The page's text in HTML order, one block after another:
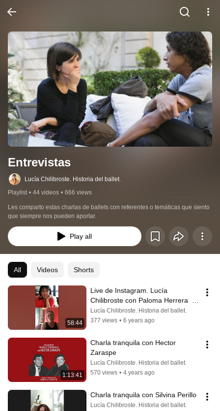
Entrevistas
Lucía Chilibroste. Historia del ballet.
Playlist • 44 videos • 666 views
Les comparto estas charlas de ballets con referentes o temáticas que siento
que siempre nos pueden aportar.
Play all
All Videos Shorts
58:44
Live de Instagram. Lucía
Chilibroste con Paloma Herrera  20
de julio 2020
Lucía Chilibroste. Historia del ballet.
377 views • 6 years ago
1:13:41
Charla tranquila con Hector
Zaraspe
Lucía Chilibroste. Historia del ballet.
570 views • 4 years ago
Charla tranquila con Silvina Perillo
Lucía Chilibroste. Historia del ballet.